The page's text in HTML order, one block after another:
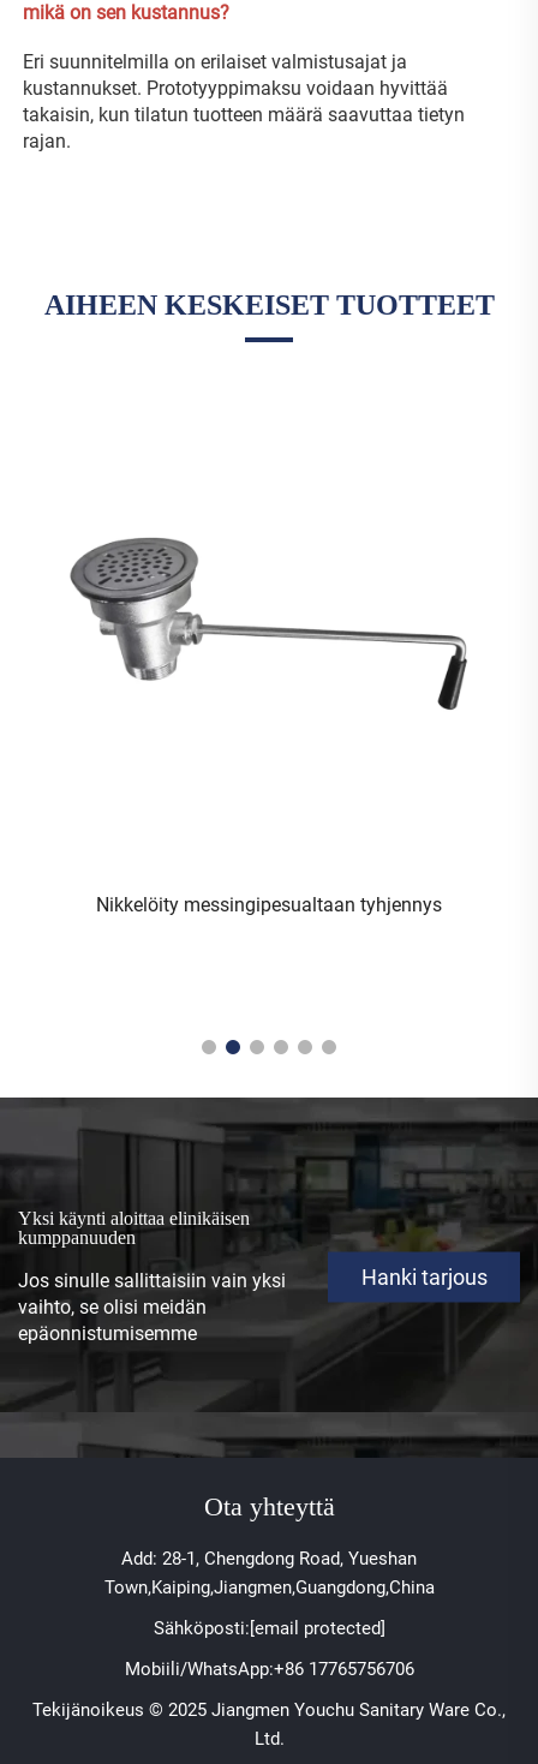
mikä on sen kustannus?
Eri suunnitelmilla on erilaiset valmistusajat ja
kustannukset. Prototyyppimaksu voidaan hyvittää
takaisin, kun tilatun tuotteen määrä saavuttaa tietyn
rajan.
AIHEEN KESKEISET TUOTTEET
messingipesualtaan tyhjennys
Yksi käynti aloittaa elinikäisen
kumppanuuden
Jos sinulle sallittaisiin vain yksi
vaihto, se olisi meidän
epäonnistumisemme
Hanki tarjous
Ota yhteyttä
Add: 28-1, Chengdong Road, Yueshan
Town,Kaiping,Jiangmen,Guangdong,China
Sähköposti:[email protected]
Mobiili/WhatsApp:+86 17765756706
Tekijänoikeus © 2025 Jiangmen Youchu Sanitary Ware Co.,
Ltd.